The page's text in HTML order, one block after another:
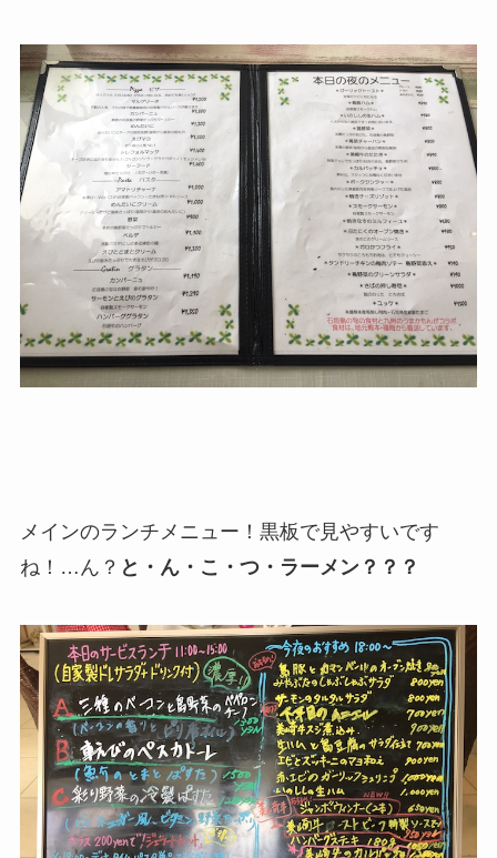
メインのランチメニュー！黒板で見やすいです
ね！…ん？ と・ん・こ・つ・ラーメン？？？